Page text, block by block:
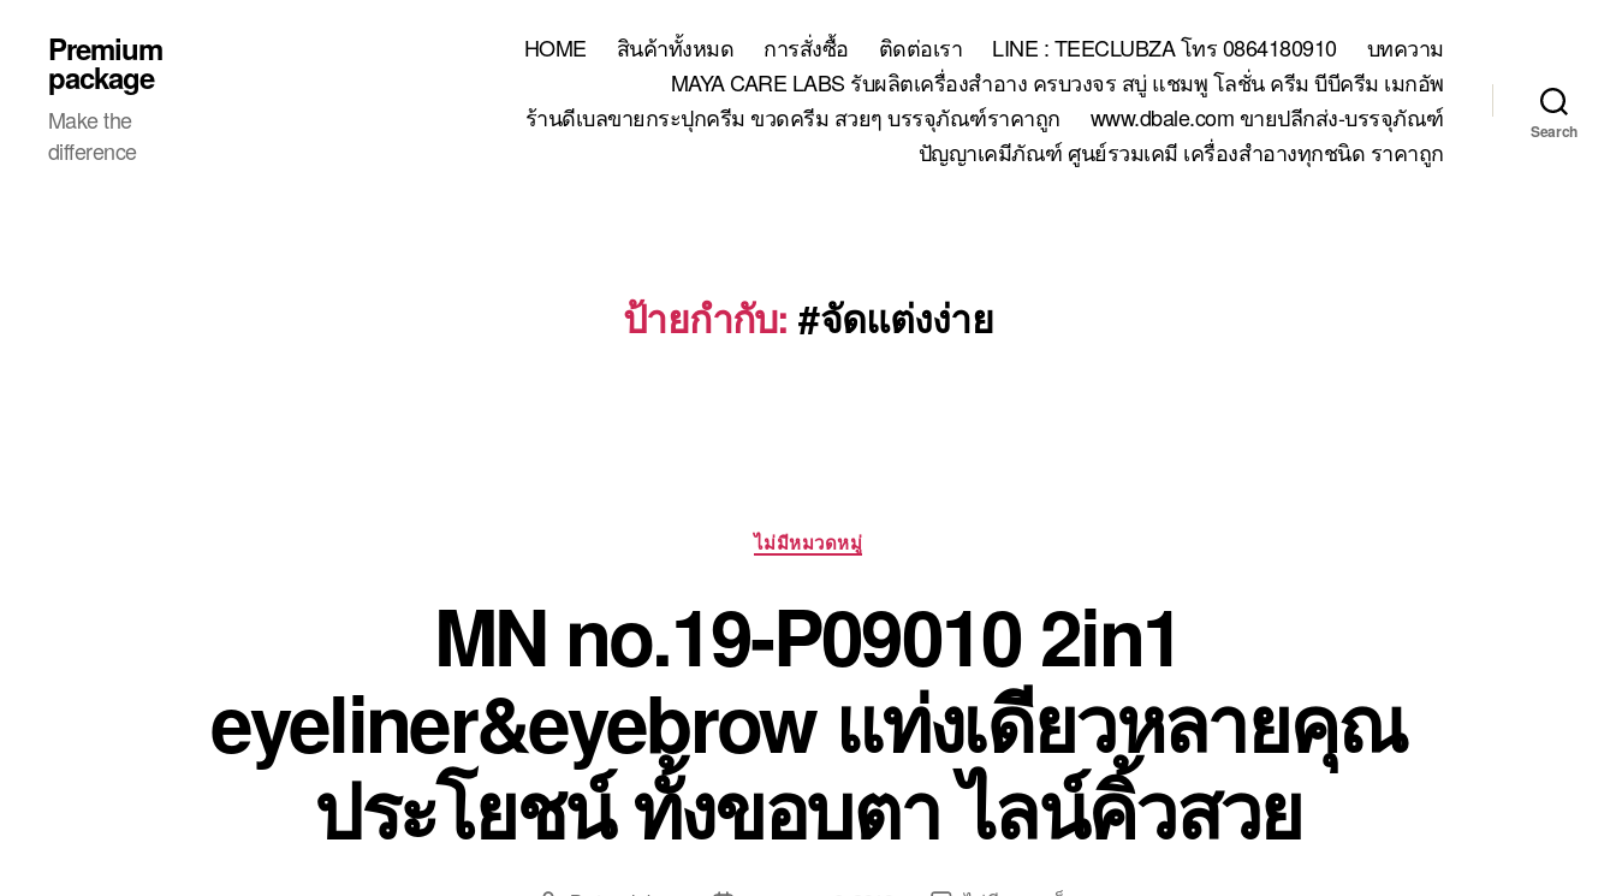
Premium
package
Make the
difference
HOME สินค้าทั้งหมด การสั่งซื้อ ติดต่อเรา LINE : TEECLUBZA โทร 0864180910
บทความ
MAYA CARE LABS รับผลิตเครื่องสำอาง ครบวงจร สบู่ แชมพู โลชั่น ครีม บีบีครีม เมกอัพ
ร้านดีเบลขายกระปุกครีม ขวดครีม สวยๆ บรรจุภัณฑ์ราคาถูก
www.dbale.com ขายปลีกส่ง-บรรจุภัณฑ์
ปัญญาเคมีภัณฑ์ ศูนย์รวมเคมี เครื่องสำอางทุกชนิด ราคาถูก
Search
ป้ายกำกับ: #จัดแต่งง่าย
Categories
ไม่มีหมวดหมู่
MN no.19-P09010 2in1
eyeliner&eyebrow แท่งเดียวหลายคุณ
ประโยชน์ ทั้งขอบตา ไลน์คิ้วสวย